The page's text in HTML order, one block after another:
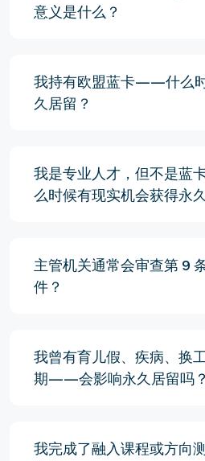
意义是什么？
我持有欧盟蓝卡——什么
久居留？
我是专业人才，但不是
么时候有现实机会获得永
主管机关通常会审查第 9
件？
我曾有育儿假、疾病、换
期——会影响永久居留吗？
我完成了融入课程或方